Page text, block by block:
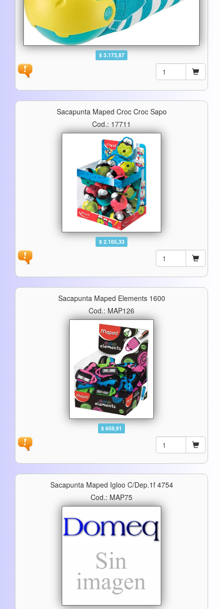
$ 3.173,87
Sacapunta Maped Croc Croc Sapo
Cod.: 17711
$ 2.165,33
Sacapunta Maped Elements 1600
Cod.: MAP126
$ 659,91
Sacapunta Maped Igloo C/dep.1f 4754
Cod.: MAP75